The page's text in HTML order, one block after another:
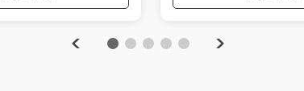
Previous Next